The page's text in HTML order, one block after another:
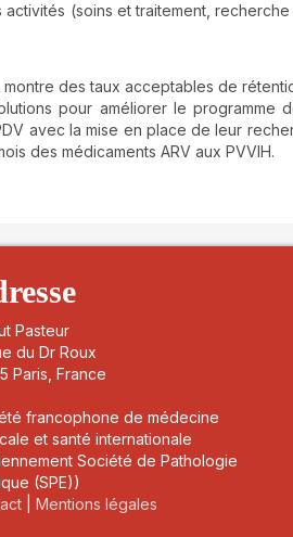
activités (soins et traitement,
des taux acceptables de
pour améliorer le programme
avec la mise en place de leur
des médicaments ARV aux PVVIH.
Pasteur
du Dr Roux
Paris, France
francophone de médecine
et santé internationale
Société de Pathologie
(SPE))
|Mentions légales